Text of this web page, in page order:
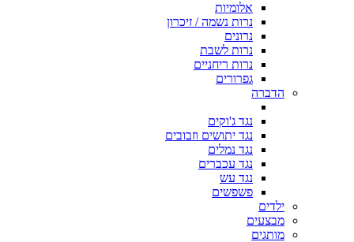
אלומיות
נרות נשמה / זיכרון
נרונים
נרות לשבת
נרות ריחניים
גפרורים
הדברה
נגד ג'וקים
נגד יתושים וזבובים
נגד נמלים
נגד עכברים
נגד עש
פשפשים
ילדים
מבצעים
מותגים